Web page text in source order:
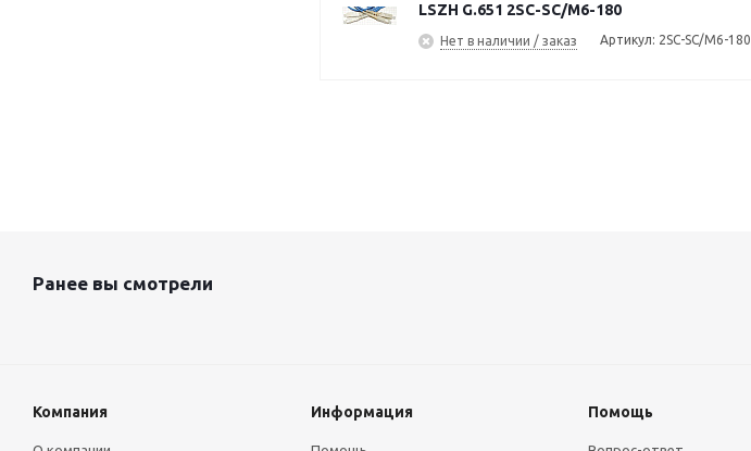
LSZH G.651 2SC-SC/M6-180
Нет в наличии / заказ Артикул: 2SC-SC/M6-180
Ранее вы смотрели
Компания Информация Помощь